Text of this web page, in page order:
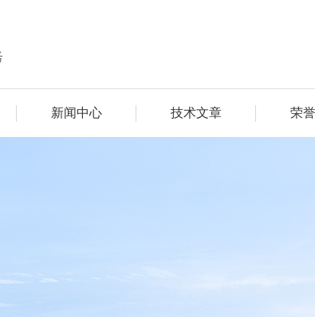
新闻中心 技术文章 荣